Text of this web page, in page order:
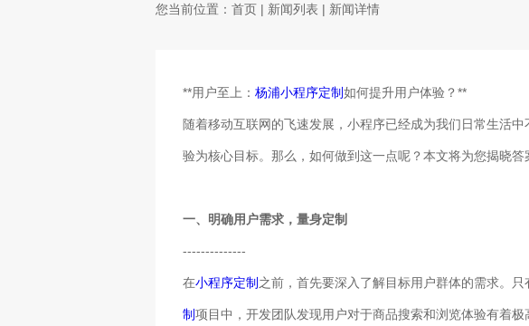
您当前位置： 首页 | 新闻列表 | 新闻详情
**用户至上： 杨浦小程序定制如何提升用户体验？**
随着移动互联网的飞速发展，小程序已经成为我们日常生活
验为核心目标。那么，如何做到这一点呢？本文将为您揭晓答
一、明确用户需求，量身定制
--------------
在小程序定制 之前，首先要深入了解目标用户群体的需求。
制项目中，开发团队发现用户对于商品搜索和浏览体验有着